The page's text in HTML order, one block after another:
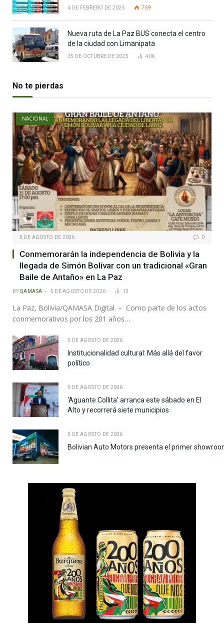
4 DE FEBRERO DE 2025 759
Nueva ruta de La Paz BUS conecta el centro
de la ciudad con Limanipata
25 DE OCTUBRE DE 2025 406
No te pierdas
NACIONAL
5 DE AGOSTO DE 2026 0
Conmemorarán la independencia de Bolivia y la
llegada de Simón Bolívar con un tradicional «Gran
Baile de Antaño» en La Paz
BY QAMASA 5 DE AGOSTO DE 2026 13
La Paz, Bolivia/QAMASA Digital. – Como parte de los actos
conmemorativos por los 201 años…
5 DE AGOSTO DE 2026
Institucionalidad cultural: Más allá del favor
político
5 DE AGOSTO DE 2026
‘Aguante Collita’ arranca este sábado en El
Alto y recorrerá siete municipios
5 DE AGOSTO DE 2026
Bolivian Auto Motors presenta el primer